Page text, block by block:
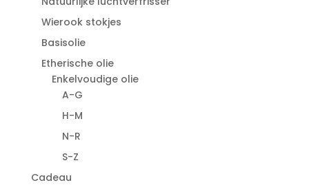
Wierook stokjes
Basisolie
Etherische olie
Enkelvoudige olie
A-G
H-M
N-R
S-Z
Cadeau